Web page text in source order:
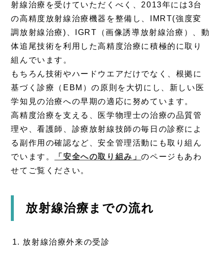
射線治療を受けていただくべく、2013年には3台
の高精度放射線治療機器を整備し、IMRT(強度変
調放射線治療)、IGRT（画像誘導放射線治療）、動
体追尾技術を利用した高精度治療に積極的に取り
組んでいます。
もちろん技術やハードウエアだけでなく、根拠に
基づく診療（EBM）の原則を大切にし、新しい医
学知見の治療への早期の適応に努めています。
高精度治療を支える、医学物理士の治療の品質管
理や、看護師、診療放射線技師の毎日の診察によ
る副作用の確認など、安全管理活動にも取り組ん
でいます。
「安全への取り組み」のページもあわ
せてご覧ください。
放射線治療までの流れ
放射線治療外来の受診